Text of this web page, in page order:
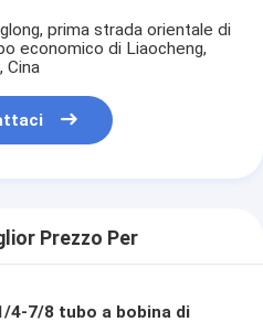
prima strada orientale di
economico di Liaocheng,
Cina
Prezzo Per
4-7/8 tubo a bobina di